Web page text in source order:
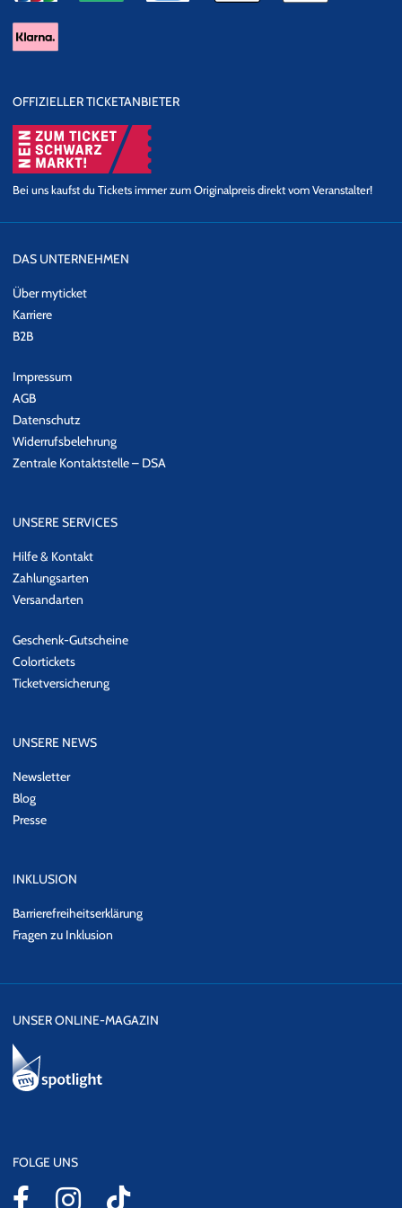
OFFIZIELLER TICKETANBIETER
Bei uns kaufst du Tickets immer zum Originalpreis direkt vom Veranstalter!
DAS UNTERNEHMEN
Über myticket
Karriere
B2B
Impressum
AGB
Datenschutz
Widerrufsbelehrung
Zentrale Kontaktstelle – DSA
UNSERE SERVICES
Hilfe & Kontakt
Zahlungsarten
Versandarten
Geschenk-Gutscheine
Colortickets
Ticketversicherung
UNSERE NEWS
Newsletter
Blog
Presse
INKLUSION
Barrierefreiheitserklärung
Fragen zu Inklusion
UNSER ONLINE-MAGAZIN
FOLGE UNS